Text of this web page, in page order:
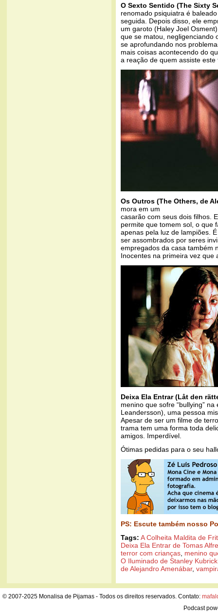
O Sexto Sentido (The Sixty
renomado psiquiatra é
seguida. Depois disso, ele
um garoto (Haley Joel
que se matou, negligenciando
se aprofundando nos
mais coisas acontecendo do
a reação de quem assiste
Os Outros (The Others, de
mora em um
casarão com seus dois filhos.
permite que tomem sol, o que
apenas pela luz de lampiões.
ser assombrados por seres
empregados da casa também
Inocentes na primeira vez que
Deixa Ela Entrar (Låt den
menino que sofre “bullying”
Leandersson), uma pessoa
Apesar de ser um filme de
trama tem uma forma toda
amigos. Imperdível.
Ótimas pedidas para o seu
PS: Escute também nosso
Tags: A Colheita Maldita de
Deixa Ela Entrar de Tomas
terror com crianças menino
O Iluminado de Stanley Kubrick
de Alejandro Amenábar,
© 2007-2025 Monalisa de Pijamas - Todos os direitos reservados. Contato:
Podcast